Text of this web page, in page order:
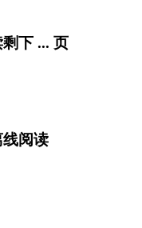
下 ... 页
阅读